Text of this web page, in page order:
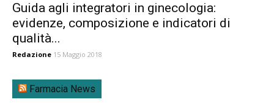
Guida agli integratori in ginecologia:
evidenze, composizione e indicatori di
qualità...
Redazione 15 Maggio 2018
Farmacia News